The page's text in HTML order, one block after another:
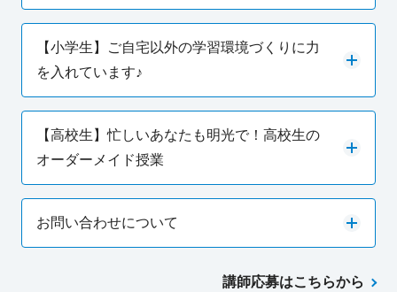
【小学生】ご自宅以外の学習環境づくりに力
を入れています♪
【高校生】忙しいあなたも明光で！高校生の
オーダーメイド授業
お問い合わせについて
講師応募はこちらから